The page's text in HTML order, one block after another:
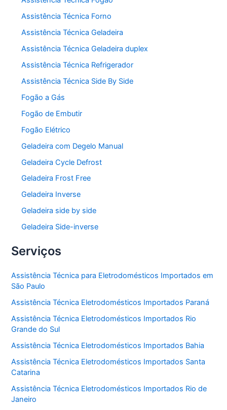
Assistência Técnica Forno
Assistência Técnica Geladeira
Assistência Técnica Geladeira duplex
Assistência Técnica Refrigerador
Assistência Técnica Side By Side
Fogão a Gás
Fogão de Embutir
Fogão Elétrico
Geladeira com Degelo Manual
Geladeira Cycle Defrost
Geladeira Frost Free
Geladeira Inverse
Geladeira side by side
Geladeira Side-inverse
Serviços
Assistência Técnica para Eletrodomésticos Importados em
São Paulo
Assistência Técnica Eletrodomésticos Importados Paraná
Assistência Técnica Eletrodomésticos Importados Rio
Grande do Sul
Assistência Técnica Eletrodomésticos Importados Bahia
Assistência Técnica Eletrodomésticos Importados Santa
Catarina
Assistência Técnica Eletrodomésticos Importados Rio de
Janeiro